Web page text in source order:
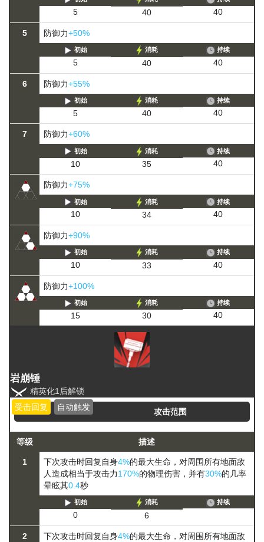
5 40 40
5 防御力+50%
初始
5
消耗
40
持续
40
6 防御力+55%
初始
5
消耗
40
持续
40
7 防御力+60%
初始
10
消耗
35
持续
40
防御力+75%
初始
10
消耗
34
持续
40
防御力+90%
初始
10
消耗
33
持续
40
防御力+100%
初始
15
消耗
30
持续
40
岩崩锤
精英化1后解锁
受击回复
自动触发 攻击范围
等级 描述
1 下次攻击时回复自身4%的最大生命，对周围所有地面敌
人造成相当于攻击力170%的物理伤害，并有30%的几率
晕眩其0.4秒
初始
0
消耗
6
持续
2 下次攻击时回复自身4%的最大生命，对周围所有地面敌